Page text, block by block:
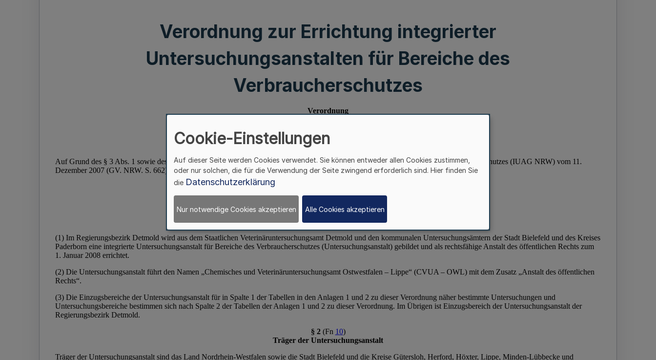
Verordnung zur Errichtung integrierter
Untersuchungsanstalten für Bereiche des
Verbraucherschutzes
Cookie-Einstellungen
Auf dieser Seite werden Cookies verwendet. Sie können entweder allen Cookies zustimmen,
oder nur solchen, die für die Verwendung der Seite zwingend erforderlich sind. Hier finden Sie
die Datenschutzerklärung
Nur notwendige Cookies akzeptieren Alle Cookies akzeptieren